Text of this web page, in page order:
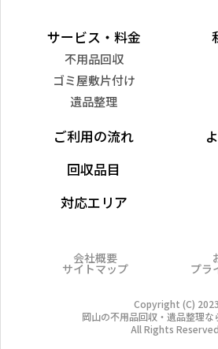
サービス・料金
不用品回収
ゴミ屋敷片付け
遺品整理
ご利用の流れ
回収品目
対応エリア
会社概要
サイトマップ プラ
Copyright (C) 2023
岡山の不用品回収・遺品整理な
All Rights